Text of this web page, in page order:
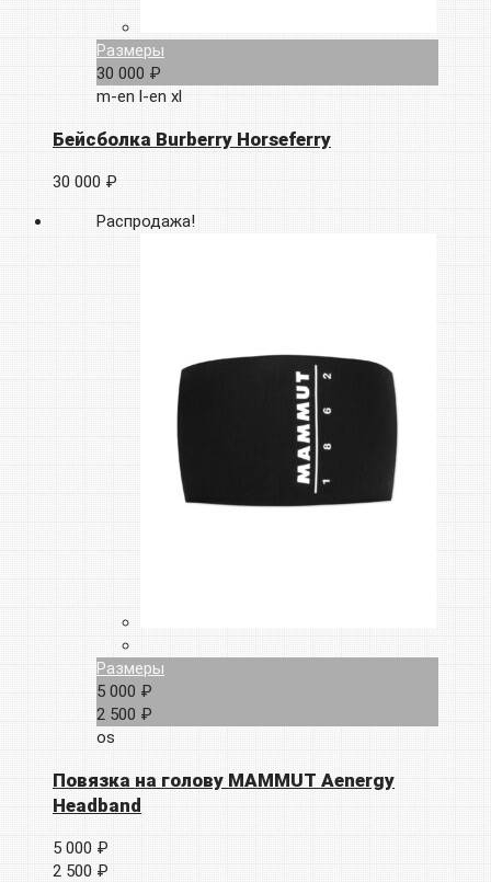
Размеры
30 000 ₽
m-en l-en xl
Бейсболка Burberry Horseferry
30 000 ₽
Распродажа!
Размеры
5 000 ₽
2 500 ₽
os
Повязка на голову MAMMUT Aenergy
Headband
5 000 ₽
2 500 ₽